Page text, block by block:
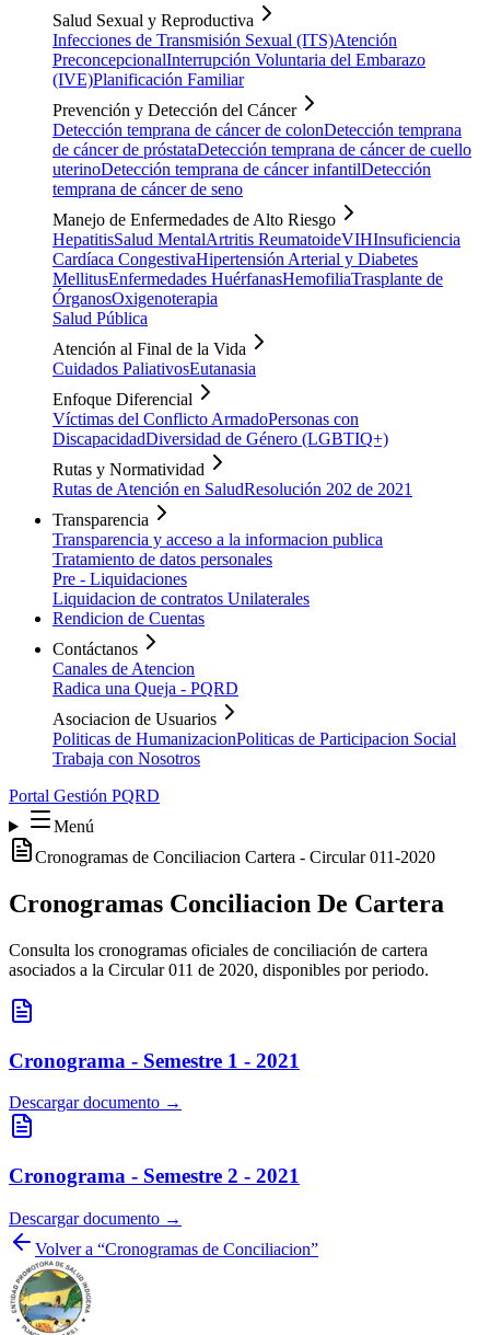
Salud Sexual y Reproductiva
Infecciones de Transmisión Sexual (ITS)Atención
PreconcepcionalInterrupción Voluntaria del Embarazo
(IVE)Planificación Familiar
Prevención y Detección del Cáncer
Detección temprana de cáncer de colonDetección temprana
de cáncer de próstataDetección temprana de cáncer de cuello
uterinoDetección temprana de cáncer infantilDetección
temprana de cáncer de seno
Manejo de Enfermedades de Alto Riesgo
HepatitisSalud MentalArtritis ReumatoideVIHInsuficiencia
Cardíaca CongestivaHipertensión Arterial y Diabetes
MellitusEnfermedades HuérfanasHemofiliaTrasplante de
ÓrganosOxigenoterapia
Salud Pública
Atención al Final de la Vida
Cuidados PaliativosEutanasia
Enfoque Diferencial
Víctimas del Conflicto ArmadoPersonas con
DiscapacidadDiversidad de Género (LGBTIQ+)
Rutas y Normatividad
Rutas de Atención en SaludResolución 202 de 2021
Transparencia
Transparencia y acceso a la informacion publica
Tratamiento de datos personales
Pre - Liquidaciones
Liquidacion de contratos Unilaterales
Rendicion de Cuentas
Contáctanos
Canales de Atencion
Radica una Queja - PQRD
Asociacion de Usuarios
Politicas de HumanizacionPoliticas de Participacion Social
Trabaja con Nosotros
Portal Gestión PQRD
Menú
Cronogramas de Conciliacion Cartera - Circular 011-2020
Cronogramas Conciliacion De Cartera
Consulta los cronogramas oficiales de conciliación de cartera
asociados a la Circular 011 de 2020, disponibles por periodo.
Cronograma - Semestre 1 - 2021
Descargar documento →
Cronograma - Semestre 2 - 2021
Descargar documento →
Volver a “Cronogramas de Conciliacion”